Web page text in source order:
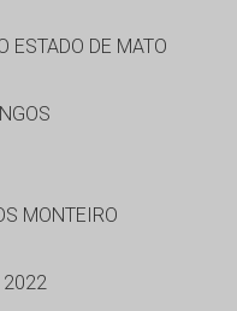
ESTADO DE MATO
MONTEIRO
2022